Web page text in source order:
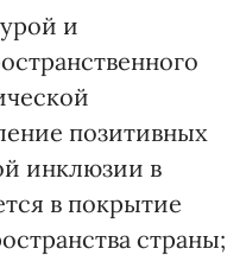
и
позитивных
инклюзии в
в покрытие
страны;